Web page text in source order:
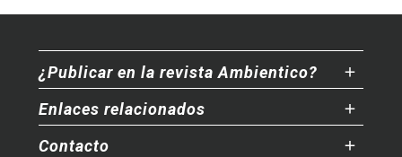
¿Publicar en la revista Ambientico?
Enlaces relacionados
Contacto